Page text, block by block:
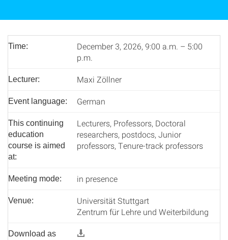
Time:
December 3, 2026, 9:00 a.m. – 5:00
p.m.
Lecturer: Maxi Zöllner
Event language: German
This continuing
education
course is aimed
at:
Lecturers, Professors, Doctoral
researchers, postdocs, Junior
professors, Tenure-track professors
Meeting mode: in presence
Venue:
Universität Stuttgart
Zentrum für Lehre und Weiterbildung
Download as